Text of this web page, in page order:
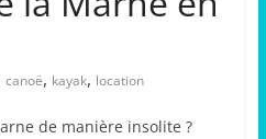
canoë, kayak, location
de manière insolite ?